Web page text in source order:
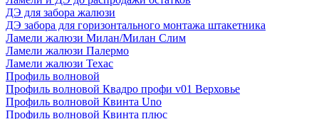
ДЭ для забора жалюзи
ДЭ забора для горизонтального монтажа штакетника
Ламели жалюзи Милан/Милан Слим
Ламели жалюзи Палермо
Ламели жалюзи Техас
Профиль волновой
Профиль волновой Квадро профи v01 Верховье
Профиль волновой Квинта Uno
Профиль волновой Квинта плюс